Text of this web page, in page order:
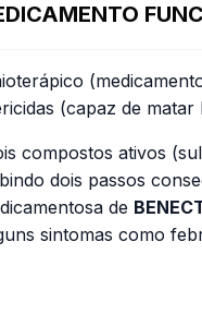
(capaz de
compostos ativos
dois passos
de
sintomas como